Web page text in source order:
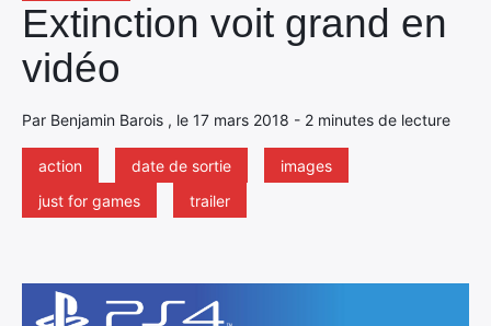
Extinction voit grand en
vidéo
Par Benjamin Barois , le 17 mars 2018 - 2 minutes de lecture
action date de sortie
images
just for games
trailer